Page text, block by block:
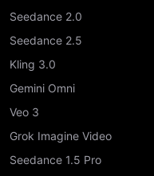
Seedance 2.0
Seedance 2.5
Kling 3.0
Gemini Omni
Veo 3
Grok Imagine Video
Seedance 1.5 Pro